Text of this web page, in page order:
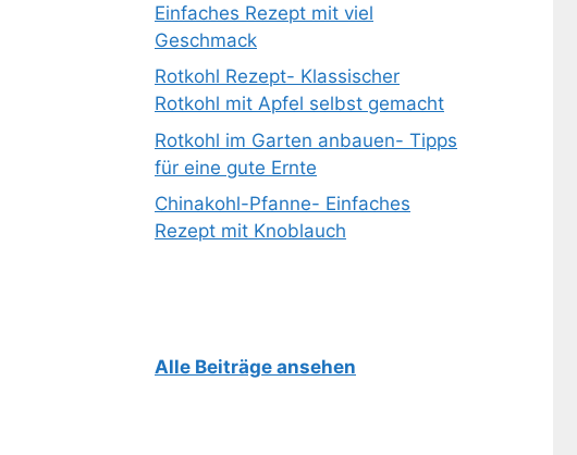
Einfaches Rezept mit viel
Geschmack
Rotkohl Rezept- Klassischer
Rotkohl mit Apfel selbst gemacht
Rotkohl im Garten anbauen- Tipps
für eine gute Ernte
Chinakohl-Pfanne- Einfaches
Rezept mit Knoblauch
Alle Beiträge ansehen